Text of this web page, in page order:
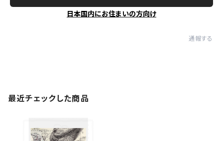
日本国内にお住まいの方向け
通報する
最近チェックした商品